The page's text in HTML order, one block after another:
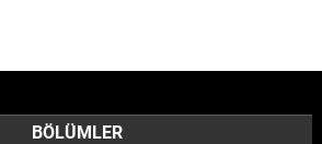
BÖLÜMLER